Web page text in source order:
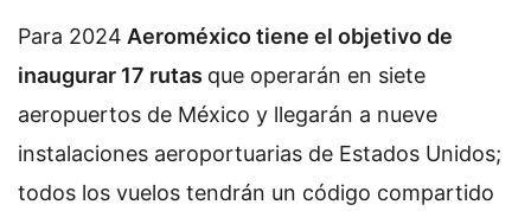
Para 2024 Aeroméxico tiene el objetivo de
inaugurar 17 rutas que operarán en siete
aeropuertos de México y llegarán a nueve
instalaciones aeroportuarias de Estados Unidos;
todos los vuelos tendrán un código compartido